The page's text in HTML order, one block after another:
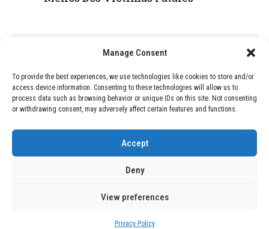
Manage Consent
To provide the best experiences, we use technologies like cookies to store and/or
access device information. Consenting to these technologies will allow us to
process data such as browsing behavior or unique IDs on this site. Not consenting
or withdrawing consent, may adversely affect certain features and functions.
Accept
Deny
View preferences
Privacy Policy